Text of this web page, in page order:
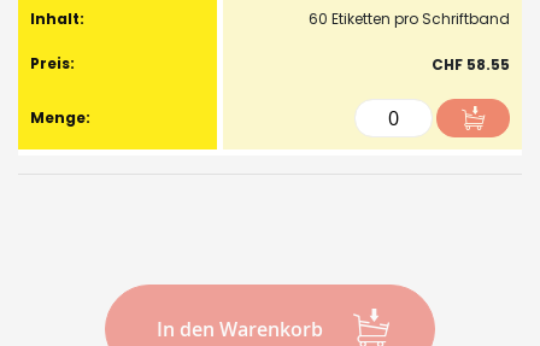
60 Etiketten pro Schriftband
CHF 58.55
In den Warenkorb